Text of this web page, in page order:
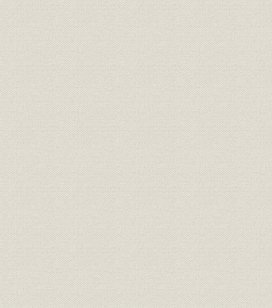
第4節 機械の国産化への着手
1. 大森工場における修理・再生とカード生産
2. 南糀谷工場と国産開始
第5節 水品社長の就任と経営の整備
1. 「その国の人による経営」
2. 初期の経営管理と組織
3. 業績の伸長と送金問題
第3章 コンピューター事業の展開(昭和33年~昭和39年)
第1節 コンピューター時代の幕あけ
1. 技術革新・高度成長に転じた日本経済
2. 日本アイ・ビー・エムの対応とトップの交代
第2節 IBMのコンピューター
1. IBMにおけるコンピューターの事業化